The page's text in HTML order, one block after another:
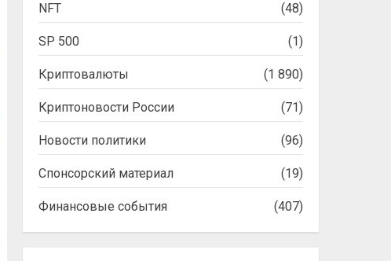
NFT (48)
SP 500 (1)
Криптовалюты (1 890)
Криптоновости России (71)
Новости политики (96)
Спонсорский материал (19)
Финансовые события (407)